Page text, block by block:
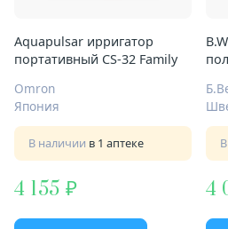
Aquapulsar ирригатор
портативный CS-32 Family
Omron
Япония
В наличии в 1 аптеке
4 155 4